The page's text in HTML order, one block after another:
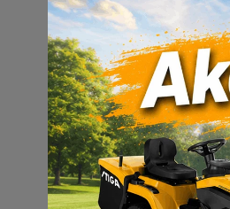
Produžni kabel –
motalica COMMEL
280mm 3×2.5 25m
0959 PP/J
72,90 €
DODAJ U KOŠARICU